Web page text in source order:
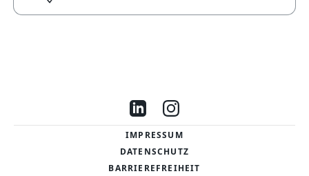
Besuche uns auf LinkedIn
Besuche uns auf
IMPRESSUM
DATENSCHUTZ
BARRIEREFREIHEIT